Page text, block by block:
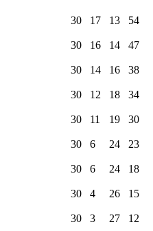
30 17 13 54
30 16 14 47
30 14 16 38
30 12 18 34
30 11 19 30
30 6 24 23
30 6 24 18
30 4 26 15
30 3 27 12